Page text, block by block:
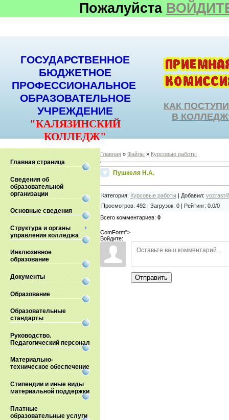
Пожалуйста
ГОСУДАРСТВЕННОЕ
БЮДЖЕТНОЕ
ПРОФЕССИОНАЛЬНОЕ
ОБРАЗОВАТЕЛЬНОЕ
УЧРЕЖДЕНИЕ
"КАЛЯЗИНСКИЙ
КОЛЛЕДЖ"
КАК
В
Главная страница
Сведения об
образовательной
организации
Основные сведения
Структура и органы
управления колледжа
Инклюзивное
образование
Документы
Образование
Образовательные
стандарты
Руководство.
Педагогический персонал
Материально-
техническое обеспечение
Стипендии и иные виды
материальной поддержки
Платные
образовательные услуги
Главная » Файлы » Курсовые работы
Пушкеля Н.А.
Категория: Курсовые работы | Добавил:
Просмотров: 492 | Загрузок: 0 | Рейтинг: 0.0/0
Всего комментариев: 0
ComForm">
Войдите:
Отправить